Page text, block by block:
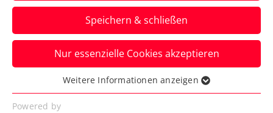
Das 35. Jubiläum des Upper Austria
Ladies Linz wird zu einem
österreichischen Tennisfest in Rot-Weiß-
Rot.
Verfasst von: Presseaussendung / Redaktion, 02.12.2025
Speichern & schließen
Nur essenzielle Cookies akzeptieren
Essenziell
Essenzielle Cookies werden für grundlegende
Weitere Informationen anzeigen
Powered by